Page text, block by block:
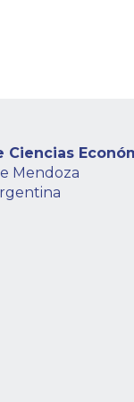
Ciencias
Mendoza